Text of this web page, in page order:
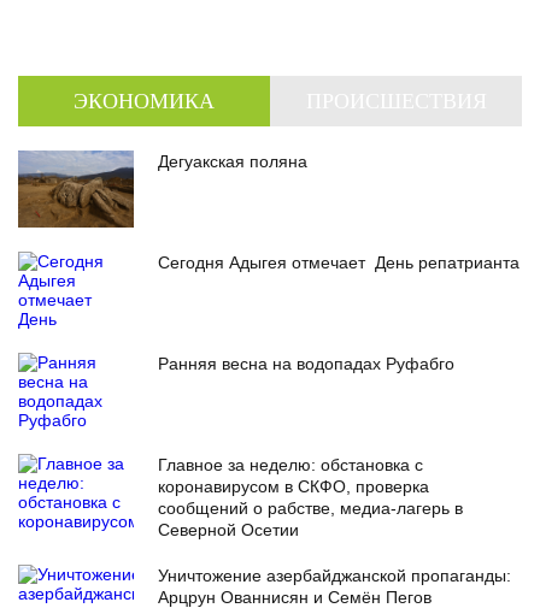
ЭКОНОМИКА
Дегуакская поляна
Сегодня Адыгея отмечает День репатрианта
Ранняя весна на водопадах Руфабго
Главное за неделю: обстановка с
коронавирусом в СКФО, проверка
сообщений о рабстве, медиа-лагерь в
Северной Осетии
Уничтожение азербайджанской пропаганды:
Арцрун Ованнисян и Семён Пегов